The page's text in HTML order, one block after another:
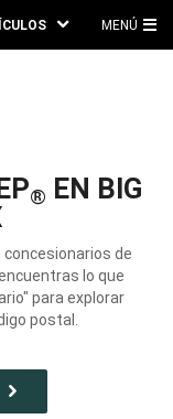
MENÚ
® EN BIG
de
lo que
para explorar
postal.